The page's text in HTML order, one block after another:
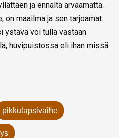
ja ennalta arvaamatta.
on maailma ja sen tarjoamat
ystävä voi tulla vastaan
huvipuistossa eli ihan missä
pikkulapsivaihe